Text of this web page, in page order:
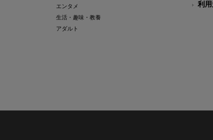
エンタメ
生活・趣味・教養
アダルト
利